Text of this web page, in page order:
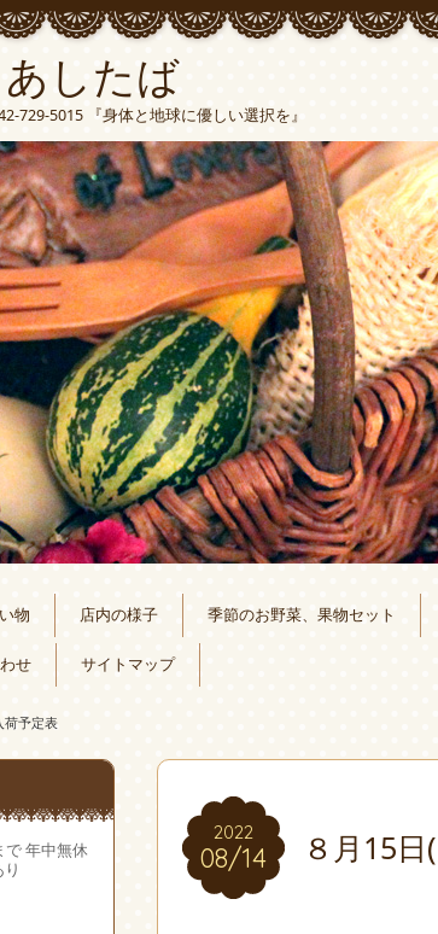
したば
729-5015 『身体と地球に優しい選択を』
物 店内の様子 季節のお野菜、果物セット
せ サイトマップ
荷予定表
2022
08/14 ８月15
年中無休